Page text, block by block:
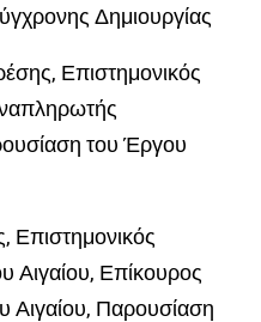
Δημιουργίας
Επιστημονικός
του Έργου
Επιστημονικός
Αιγαίου, Επίκουρος
Αιγαίου, Παρουσίαση